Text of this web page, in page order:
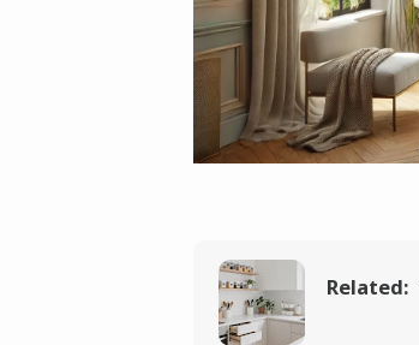
Related: